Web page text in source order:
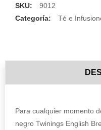
SKU:
9012
Categoría:
Té e
Para cualquier momento
negro Twinings English